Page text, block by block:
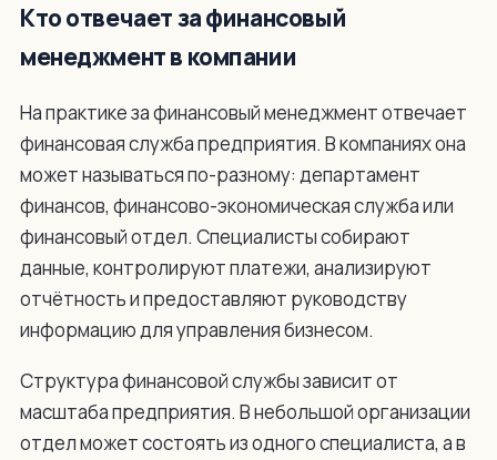
Кто отвечает за финансовый
менеджмент в компании
На практике за финансовый менеджмент отвечает
финансовая служба предприятия. В компаниях она
может называться по-разному: департамент
финансов, финансово-экономическая служба или
финансовый отдел. Специалисты собирают
данные, контролируют платежи, анализируют
отчётность и предоставляют руководству
информацию для управления бизнесом.
Структура финансовой службы зависит от
масштаба предприятия. В небольшой организации
отдел может состоять из одного специалиста, а в